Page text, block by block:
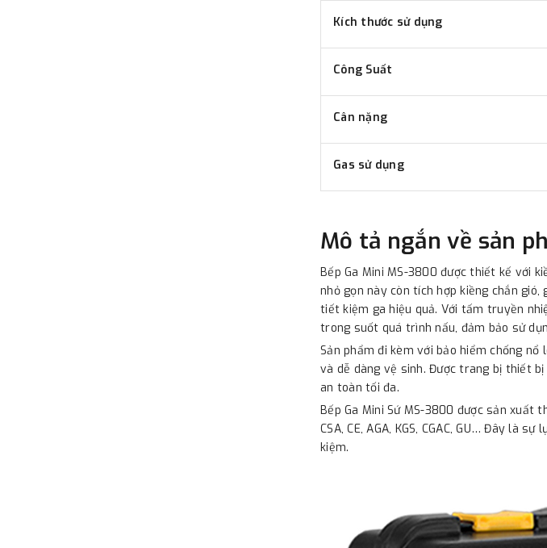
Kích thước sử dụng
Công Suất
Cân nặng
Gas sử dụng
Mô tả ngắn về sản
Bếp Ga Mini MS-3800 được thiết kế với
nhỏ gọn này còn tích hợp kiềng chắn
tiết kiệm ga hiệu quả. Với tấm truyền
trong suốt quá trình nấu, đảm bảo sử
Sản phẩm đi kèm với bảo hiểm chống
và dễ dàng vệ sinh. Được trang bị thiết
an toàn tối đa.
Bếp Ga Mini Sứ MS-3800 được sản xuất
CSA, CE, AGA, KGS, CGAC, GU… Đây là
kiệm.